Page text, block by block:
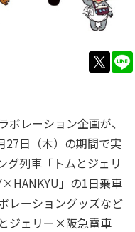
レーション企画が、
27日（木）の期間で実
グ列車「トムとジェリ
」の1日乗車
レーショングッズなど
ジェリー×阪急電車